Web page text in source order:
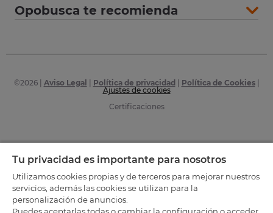
Opobusca te recomienda
©2026| Aviso Legal Política de privacidad Política de Cookies|
Ajustes de cookies
Certificaciones
Tu privacidad es importante para nosotros
Utilizamos cookies propias y de terceros para mejorar nuestros
servicios, además las cookies se utilizan para la
personalización de anuncios.